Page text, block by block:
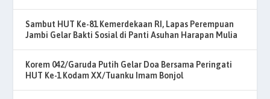
Sambut HUT Ke-81 Kemerdekaan RI, Lapas Perempuan
Jambi Gelar Bakti Sosial di Panti Asuhan Harapan Mulia
Korem 042/Garuda Putih Gelar Doa Bersama Peringati
HUT Ke-1 Kodam XX/Tuanku Imam Bonjol